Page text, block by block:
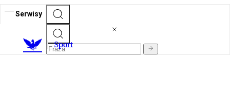
Serwisy
Sport